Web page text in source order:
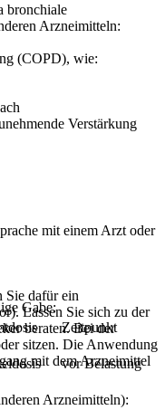
bronchiale
Arzneimitteln:
(COPD), wie:
Verstärkung
mit einem Arzt oder
Sie dafür ein
Lassen Sie sich zu der
beraten. Bei der
sitzen. Die Anwendung
mit dem Arzneimittel
Gabe:
Zeitpunkt
vor Belastung
Arzneimitteln):